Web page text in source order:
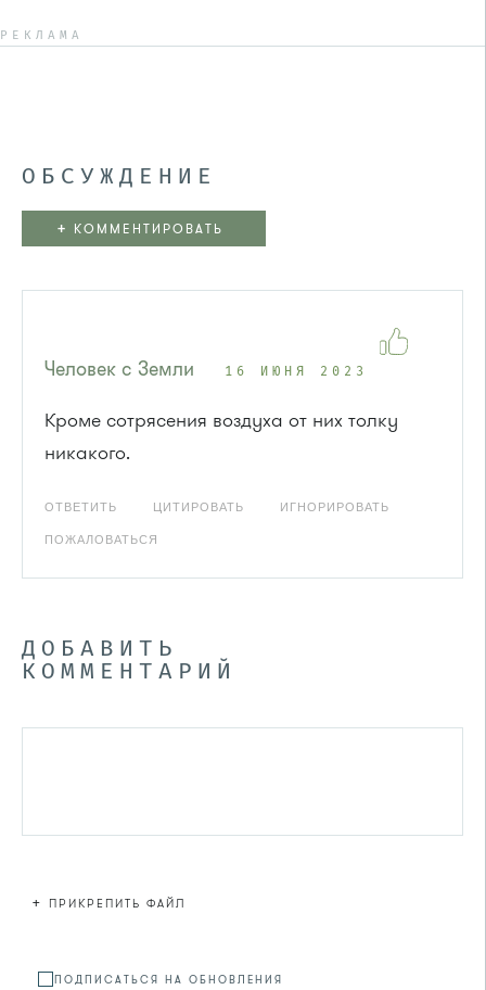
РЕКЛАМА
ОБСУЖДЕНИЕ
+ КОММЕНТИРОВАТЬ
Человек с Земли 16 ИЮНЯ 2023
Кроме сотрясения воздуха от них толку
никакого.
ОТВЕТИТЬ ЦИТИРОВАТЬ ИГНОРИРОВАТЬ
ПОЖАЛОВАТЬСЯ
ДОБАВИТЬ
КОММЕНТАРИЙ
+ ПРИКРЕПИТЬ ФАЙЛ
ПОДПИСАТЬСЯ НА ОБНОВЛЕНИЯ